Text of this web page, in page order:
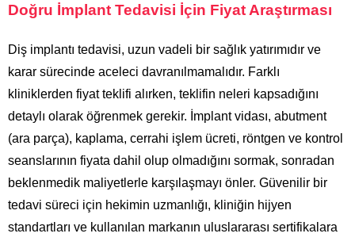
Doğru İmplant Tedavisi İçin Fiyat Araştırması
Diş implantı tedavisi, uzun vadeli bir sağlık yatırımıdır ve
karar sürecinde aceleci davranılmamalıdır. Farklı
kliniklerden fiyat teklifi alırken, teklifin neleri kapsadığını
detaylı olarak öğrenmek gerekir. İmplant vidası, abutment
(ara parça), kaplama, cerrahi işlem ücreti, röntgen ve kontrol
seanslarının fiyata dahil olup olmadığını sormak, sonradan
beklenmedik maliyetlerle karşılaşmayı önler. Güvenilir bir
tedavi süreci için hekimin uzmanlığı, kliniğin hijyen
standartları ve kullanılan markanın uluslararası sertifikalara